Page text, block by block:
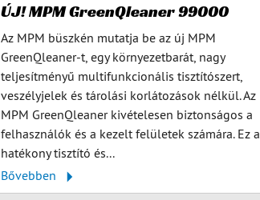
ÚJ! MPM GreenQleaner 99000
Az MPM büszkén mutatja be az új MPM
GreenQleaner-t, egy környezetbarát, nagy
teljesítményű multifunkcionális tisztítószert,
veszélyjelek és tárolási korlátozások nélkül. Az
MPM GreenQleaner kivételesen biztonságos a
felhasználók és a kezelt felületek számára. Ez a
hatékony tisztító és...
Bővebben